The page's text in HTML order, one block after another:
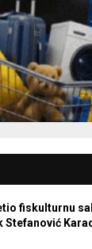
fiskulturnu
Stefanović